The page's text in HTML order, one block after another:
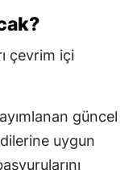
çevrim içi
güncel
uygun